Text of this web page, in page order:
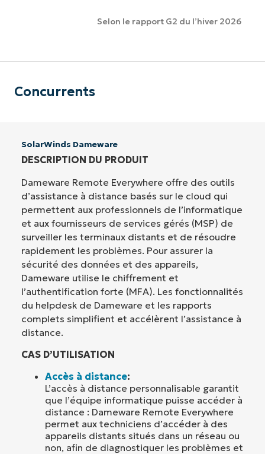
Selon le rapport G2 du l’hiver 2026
Concurrents
SolarWinds Dameware
DESCRIPTION DU PRODUIT
Dameware Remote Everywhere offre des outils
d’assistance à distance basés sur le cloud qui
permettent aux professionnels de l’informatique
et aux fournisseurs de services gérés (MSP) de
surveiller les terminaux distants et de résoudre
rapidement les problèmes. Pour assurer la
sécurité des données et des appareils,
Dameware utilise le chiffrement et
l’authentification forte (MFA). Les fonctionnalités
du helpdesk de Dameware et les rapports
complets simplifient et accélèrent l’assistance à
distance.
CAS D’UTILISATION
Accès à distance:
L’accès à distance personnalisable garantit
que l’équipe informatique puisse accéder à
distance : Dameware Remote Everywhere
permet aux techniciens d’accéder à des
appareils distants situés dans un réseau ou
non, afin de diagnostiquer les problèmes et